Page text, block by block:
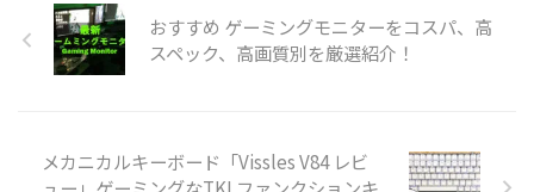
おすすめ ゲーミングモニターをコスパ、高
スペック、高画質別を厳選紹介！
メカニカルキーボード「Vissles V84 レビ